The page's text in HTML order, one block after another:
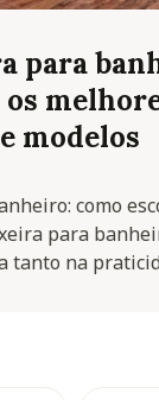
para
os
e modelos
como
para
tanto na